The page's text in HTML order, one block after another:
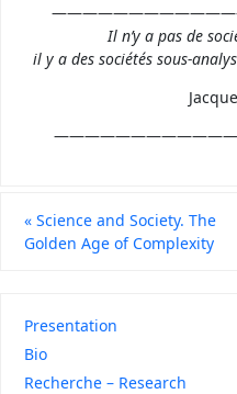
Il n’y a pas de
il y a des sociétés sous-
« Science and Society. The
Golden Age of Complexity
Presentation
Bio
Recherche – Research